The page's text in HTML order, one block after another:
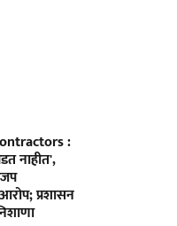
:
नाहीत',
प्रशासन